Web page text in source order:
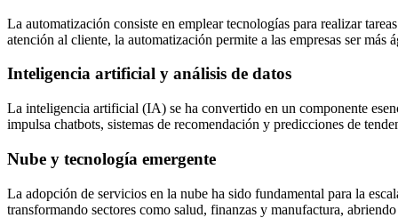
La automatización consiste en emplear tecnologías para realizar
atención al cliente, la automatización permite a las empresas ser más
Inteligencia artificial y análisis de datos
La inteligencia artificial (IA) se ha convertido en un componente
impulsa chatbots, sistemas de recomendación y predicciones de
Nube y tecnología emergente
La adopción de servicios en la nube ha sido fundamental para la
transformando sectores como salud, finanzas y manufactura,